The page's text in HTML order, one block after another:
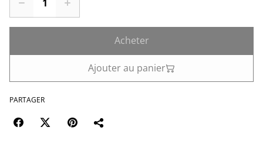
Acheter
Ajouter au panier
PARTAGER